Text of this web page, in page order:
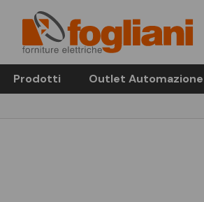
Prodotti Outlet Automazione